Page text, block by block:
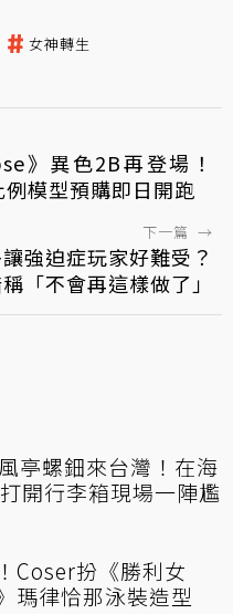
女神轉生
》異色2B再登場！
模型預購即日開跑
下一篇 →
強迫症玩家好難受？
「不會再這樣做了」
亭螺鈿來台灣！在海
開行李箱現場一陣尷
Coser扮《勝利女
瑪律恰那泳裝造型